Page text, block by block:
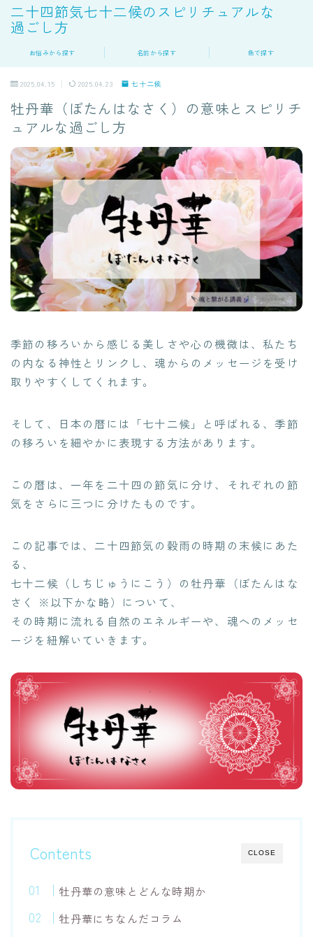
二十四節気七十二候のスピリチュアルな
過ごし方
お悩みから探す 名前から探す 色で探す
2025.04.15 2025.04.23 七十二候
牡丹華（ぼたんはなさく）の意味とスピリチ
ュアルな過ごし方
季節の移ろいから感じる美しさや心の機微は、私たち
の内なる神性とリンクし、魂からのメッセージを受け
取りやすくしてくれます。
そして、日本の暦には「七十二候」と呼ばれる、季節
の移ろいを細やかに表現する方法があります。
この暦は、一年を二十四の節気に分け、それぞれの節
気をさらに三つに分けたものです。
この記事では、二十四節気の穀雨の時期の末候にあた
る、
七十二候（しちじゅうにこう）の牡丹華（ぼたんはな
さく ※以下かな略）について、
その時期に流れる自然のエネルギーや、魂へのメッセ
ージを紐解いていきます。
CLOSE
Contents
牡丹華の意味とどんな時期か
牡丹華にちなんだコラム